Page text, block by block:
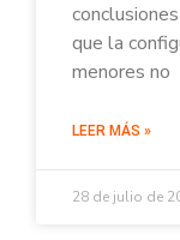
que la
menores no
LEER MÁS »
28 de julio de